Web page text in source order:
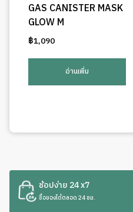
GAS CANISTER MASK
GLOW M
฿1,090
อ่านเพิ่ม
ช้อปง่าย 24 x7
ซื้อของได้ตลอด 24 ชม.